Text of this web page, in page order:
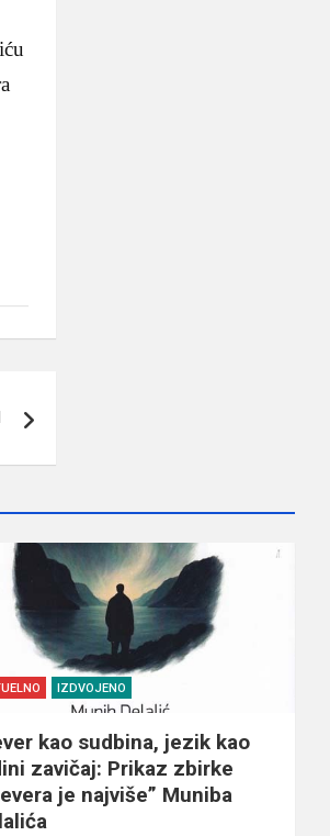
IZDVOJENO
kao sudbina, jezik kao
zavičaj: Prikaz zbirke
je najviše” Muniba